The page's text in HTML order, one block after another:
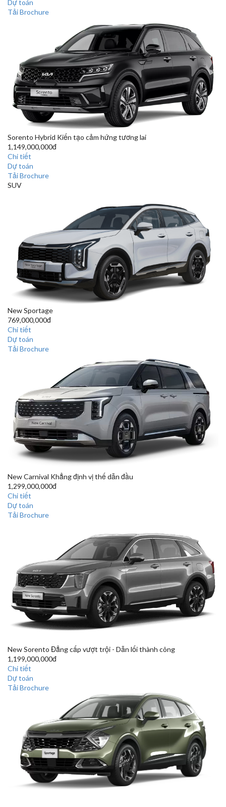
Dự toán
Tải Brochure
Sorento Hybrid Kiến tạo cảm hứng tương lai
1,149,000,000đ
Chi tiết
Dự toán
Tải Brochure
SUV
New Sportage
769,000,000đ
Chi tiết
Dự toán
Tải Brochure
New Carnival Khẳng định vị thế dẫn đầu
1,299,000,000đ
Chi tiết
Dự toán
Tải Brochure
New Sorento Đẳng cấp vượt trội - Dẫn lối thành công
1,199,000,000đ
Chi tiết
Dự toán
Tải Brochure